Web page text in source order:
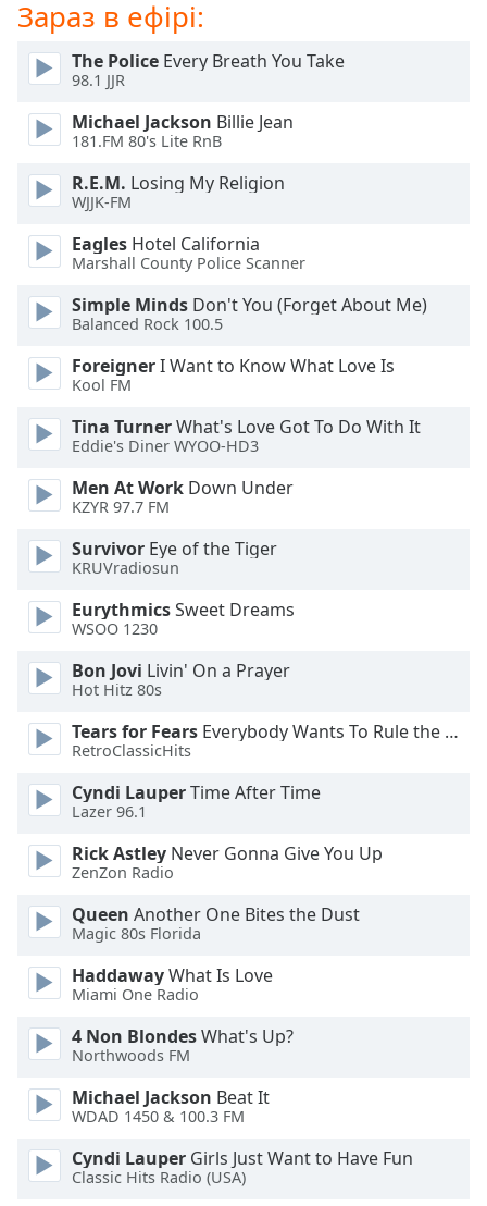
Caption
Color
Opacity
Font
Size
Text
Edge
Style
Font
Modal
Dialog
End
dialog
Зараз в ефірі:
The Police Every Breath You Take
98.1 JJR
Michael Jackson Billie Jean
181.FM 80's Lite RnB
R.E.M. Losing My Religion
WJJK-FM
Eagles Hotel California
Marshall County Police Scanner
Simple Minds Don't You (Forget About Me)
Balanced Rock 100.5
ForeignerI Want to Know What Love Is
Kool FM
Tina TurnerWhat's Love Got To Do With It
Eddie's Diner WYOO-HD3
Men At Work Down Under
KZYR 97.7 FM
Survivor Eye of the Tiger
KRUVradiosun
EurythmicsSweet Dreams
WSOO 1230
Bon Jovi Livin' On a Prayer
Hot Hitz 80s
Tears for Fears Everybody Wants To Rule the World
RetroClassicHits
Cyndi LauperTime After Time
Lazer 96.1
Rick Astley Never Gonna Give You Up
ZenZon Radio
Queen Another One Bites the Dust
Magic 80s Florida
HaddawayWhat Is Love
Miami One Radio
4 Non BlondesWhat's Up?
Northwoods FM
Michael Jackson Beat It
WDAD 1450 & 100.3 FM
Cyndi Lauper Girls Just Want to Have Fun
Classic Hits Radio (USA)